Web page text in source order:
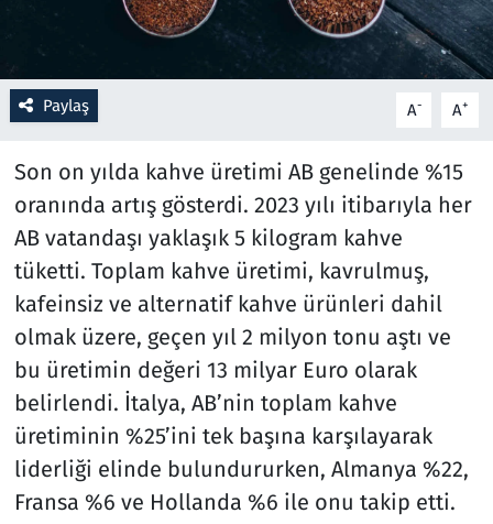
Paylaş A- A+
Son on yılda kahve üretimi AB genelinde %15
oranında artış gösterdi. 2023 yılı itibarıyla her
AB vatandaşı yaklaşık 5 kilogram kahve
tüketti. Toplam kahve üretimi, kavrulmuş,
kafeinsiz ve alternatif kahve ürünleri dahil
olmak üzere, geçen yıl 2 milyon tonu aştı ve
bu üretimin değeri 13 milyar Euro olarak
belirlendi. İtalya, AB’nin toplam kahve
üretiminin %25’ini tek başına karşılayarak
liderliği elinde bulundururken, Almanya %22,
Fransa %6 ve Hollanda %6 ile onu takip etti.
Savunma Sanayi
Spor
Teknoloji ve Bilim
Televizyon